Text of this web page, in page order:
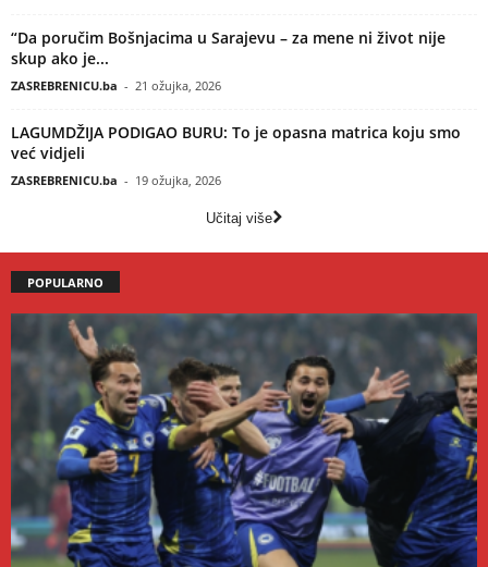
“Da poručim Bošnjacima u Sarajevu – za mene ni život nije
skup ako je...
ZASREBRENICU.ba - 21 ožujka, 2026
LAGUMDŽIJA PODIGAO BURU: To je opasna matrica koju smo
već vidjeli
ZASREBRENICU.ba - 19 ožujka, 2026
Učitaj više
POPULARNO